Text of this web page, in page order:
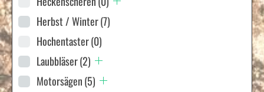
Herbst / Winter(7)
Hochentaster(0)
Laubbläser(2)
Motorsägen(5)